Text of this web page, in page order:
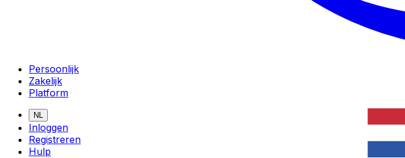
Persoonlijk
Zakelijk
Platform
NL
Inloggen
Registreren
Hulp